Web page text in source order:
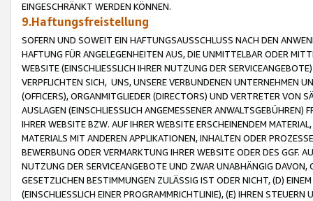
EINGESCHRÄNKT WERDEN KÖNNEN.
9.Haftungsfreistellung
SOFERN UND SOWEIT EIN HAFTUNGSAUSSCHLUSS NACH DEN
HAFTUNG FÜR ANGELEGENHEITEN AUS, DIE UNMITTELBAR ODER
WEBSITE (EINSCHLIESSLICH IHRER NUTZUNG DER
VERPFLICHTEN SICH, UNS, UNSERE VERBUNDENEN UNTERNEHMEN
(OFFICERS), ORGANMITGLIEDER (DIRECTORS) UND VERTRETER VON
AUSLAGEN (EINSCHLIESSLICH ANGEMESSENER
IHRER WEBSITE BZW. AUF IHRER WEBSITE ERSCHEINENDEM
MATERIALS MIT ANDEREN APPLIKATIONEN, INHALTEN ODER
BEWERBUNG ODER VERMARKTUNG IHRER WEBSITE ODER DES GGF.
NUTZUNG DER SERVICEANGEBOTE UND ZWAR UNABHÄNGIG
GESETZLICHEN BESTIMMUNGEN ZULÄSSIG IST ODER NICHT, (D)
(EINSCHLIESSLICH EINER PROGRAMMRICHTLINIE), (E) IHREN